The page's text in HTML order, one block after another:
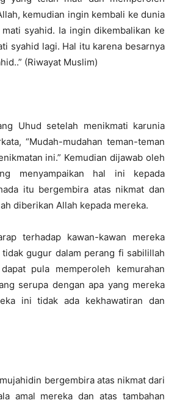
kemudian ingin kembali ke dunia
syahid. Ia ingin dikembalikan ke
syahid lagi. Hal itu karena besarnya
(Riwayat Muslim)
Uhud setelah menikmati karunia
“Mudah-mudahan teman-teman
ini.” Kemudian dijawab oleh
menyampaikan hal ini kepada
itu bergembira atas nikmat dan
diberikan Allah kepada mereka.
terhadap kawan-kawan mereka
gugur dalam perang fi sabilillah
pula memperoleh kemurahan
serupa dengan apa yang mereka
ini tidak ada kekhawatiran dan
bergembira atas nikmat dari
amal mereka dan atas tambahan